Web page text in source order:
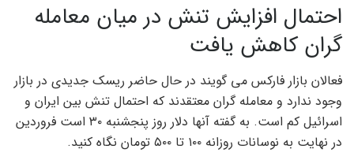
احتمال افزایش تنش در میان معامله
گران کاهش یافت
فعالان بازار فارکس می گویند در حال حاضر ریسک جدیدی در بازار
وجود ندارد و معامله گران معتقدند که احتمال تنش بین ایران و
اسرائیل کم است. به گفته آنها دلار روز پنجشنبه ۳۰ است فروردین
در نهایت به نوسانات روزانه ۱۰۰ تا ۵۰۰ تومان نگاه کنید.